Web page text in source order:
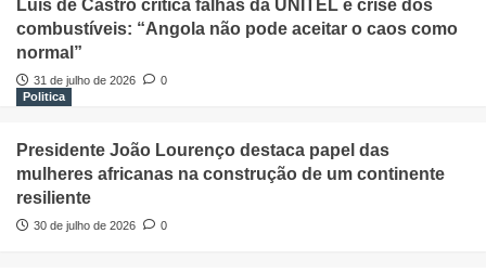
Luís de Castro critica falhas da UNITEL e crise dos
combustíveis: “Angola não pode aceitar o caos como
normal”
31 de julho de 2026
0
Politica
Presidente João Lourenço destaca papel das
mulheres africanas na construção de um continente
resiliente
30 de julho de 2026 0